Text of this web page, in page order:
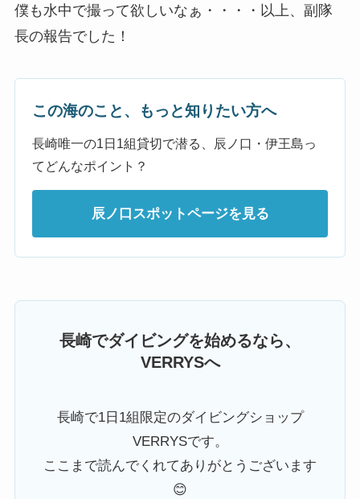
僕も水中で撮って欲しいなぁ・・・・以上、副隊
長の報告でした！
この海のこと、もっと知りたい方へ
長崎唯一の1日1組貸切で潜る、辰ノ口・伊王島っ
てどんなポイント？
辰ノ口スポットページを見る
長崎でダイビングを始めるなら、
VERRYSへ
長崎で1日1組限定のダイビングショップ
VERRYSです。
ここまで読んでくれてありがとうございます
😊